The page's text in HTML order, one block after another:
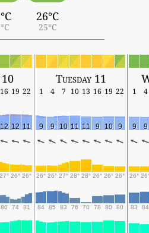
26°C
25°C
Tuesday 11
16 19 22 1 4 7 10 13 16 19 22 1 4
12 12 11 9 9 10 11 11 9 10 9 9 9
27° 26° 26° 26° 26° 27° 28° 28° 26° 26° 26° 26°
80 74 81 84 85 83 76 70 78 80 80 83 84